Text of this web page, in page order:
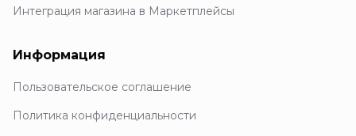
Интеграция магазина в Маркетплейсы
Информация
Пользовательское соглашение
Политика конфиденциальности